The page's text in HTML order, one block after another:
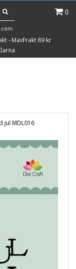
0
- MaxFrakt 89 kr
jul MDL016